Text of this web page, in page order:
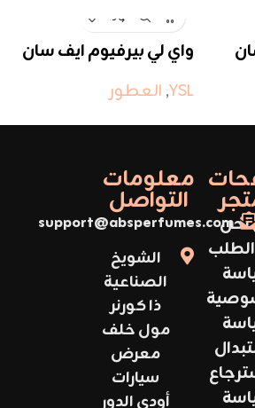
واي لي بيرفيوم ايف سان
YSL
, العطور
معلومات
التواصل
support@absperfumes.com
الشويخ
الصناعية
ذا كورنر
مول خلف
معرض
سيارات
أودي الدور